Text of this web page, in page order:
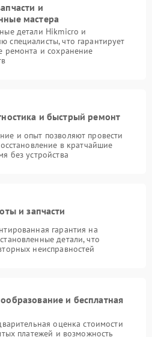
и
мастера
детали Hikmicro и
что гарантирует
ремонта и сохранение
и быстрый ремонт
и опыт позволяют провести
в кратчайшие
без устройства
и запчасти
гарантия на
детали, что
неисправностей
и бесплатная
оценка стоимости
платежей и возможность